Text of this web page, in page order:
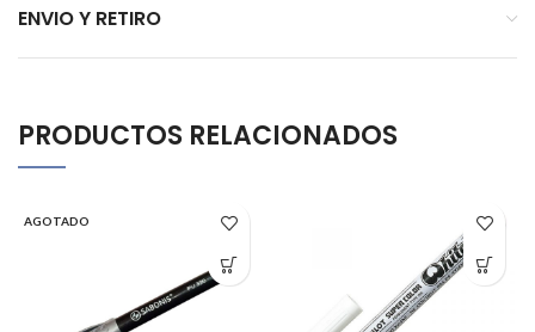
ENVIO Y RETIRO
PRODUCTOS RELACIONADOS
AGOTADO